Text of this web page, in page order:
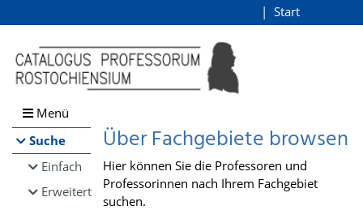
Browsen
direkt zum Inhalt
Start
Menü
Suche
Einfach
Erweitert
Über Fachgebiete browsen
Hier können Sie die Professoren und
Professorinnen nach Ihrem Fachgebiet
suchen.